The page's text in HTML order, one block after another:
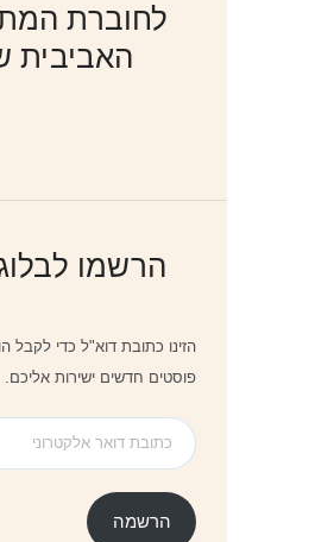
לחוברת
האביבית
הרשמו
הזינו כתובת דוא"ל כדי לקבל
פוסטים חדשים ישירות אליכם.
כתובת
דואר
אלקטרוני
הרשמה